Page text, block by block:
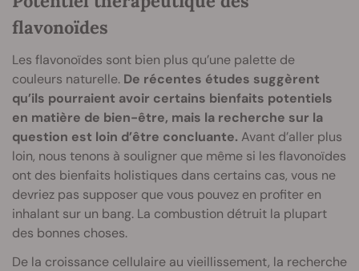
flavonoïdes
Les flavonoïdes sont bien plus qu’une palette de
couleurs naturelle. De récentes études suggèrent
qu’ils pourraient avoir certains bienfaits potentiels
en matière de bien-être, mais la recherche sur la
question est loin d’être concluante. Avant d’aller plus
loin, nous tenons à souligner que même si les flavonoïdes
ont des bienfaits holistiques dans certains cas, vous ne
devriez pas supposer que vous pouvez en profiter en
inhalant sur un bang. La combustion détruit la plupart
des bonnes choses.
De la croissance cellulaire au vieillissement, la recherche